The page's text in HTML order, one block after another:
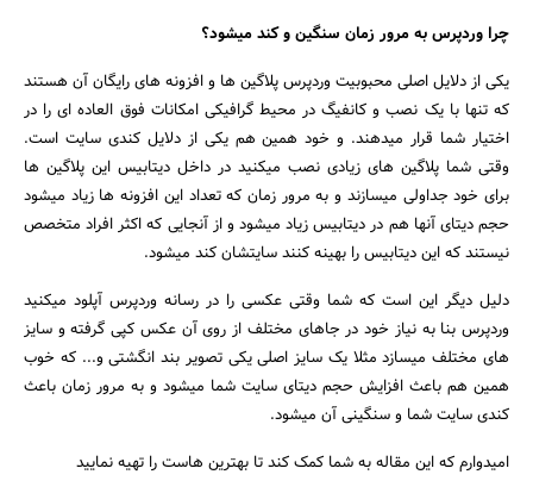
چرا وردپرس به مرور زمان سنگین و کند میشود؟
یکی از دلایل اصلی محبوبیت وردپرس پلاگین ها و افزونه های رایگان آن هستند
که تنها با یک نصب و کانفیگ در محیط گرافیکی امکانات فوق العاده ای را در
اختیار شما قرار میدهند. و خود همین هم یکی از دلایل کندی سایت است.
وقتی شما پلاگین های زیادی نصب میکنید در داخل دیتابیس این پلاگین ها
برای خود جداولی میسازند و به مرور زمان که تعداد این افزونه ها زیاد میشود
حجم دیتای آنها هم در دیتابیس زیاد میشود و از آنجایی که اکثر افراد متخصص
نیستند که این دیتابیس را بهینه کنند سایتشان کند میشود.
دلیل دیگر این است که شما وقتی عکسی را در رسانه وردپرس آپلود میکنید
وردپرس بنا به نیاز خود در جاهای مختلف از روی آن عکس کپی گرفته و سایز
های مختلف میسازد مثلا یک سایز اصلی یکی تصویر بند انگشتی و... که خوب
همین هم باعث افزایش حجم دیتای سایت شما میشود و به مرور زمان باعث
کندی سایت شما و سنگینی آن میشود.
امیدوارم که این مقاله به شما کمک کند تا بهترین هاست را تهیه نمایید